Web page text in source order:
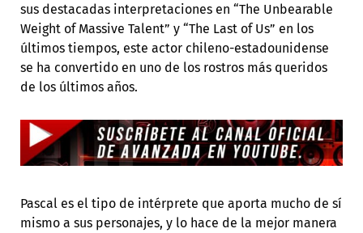
sus destacadas interpretaciones en “The Unbearable
Weight of Massive Talent” y “The Last of Us” en los
últimos tiempos, este actor chileno-estadounidense
se ha convertido en uno de los rostros más queridos
de los últimos años.
Pascal es el tipo de intérprete que aporta mucho de sí
mismo a sus personajes, y lo hace de la mejor manera